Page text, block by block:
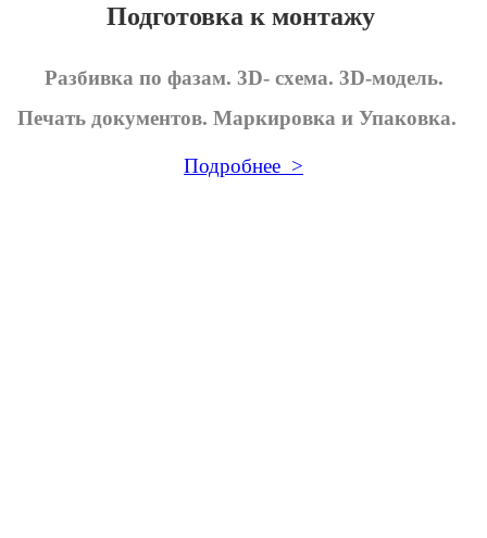
Подготовка к монтажу
Разбивка по фазам. 3D- схема. 3D-модель.
Печать документов. Маркировка и Упаковка.
Подробнее >